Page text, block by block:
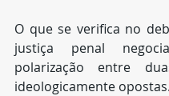
O que se verifica no
justiça penal
polarização entre
ideologicamente